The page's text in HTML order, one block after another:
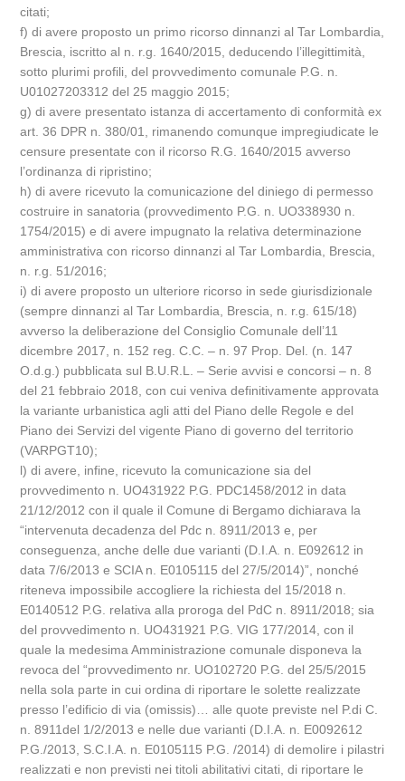
citati;
f) di avere proposto un primo ricorso dinnanzi al Tar Lombardia,
Brescia, iscritto al n. r.g. 1640/2015, deducendo l’illegittimità,
sotto plurimi profili, del provvedimento comunale P.G. n.
U01027203312 del 25 maggio 2015;
g) di avere presentato istanza di accertamento di conformità ex
art. 36 DPR n. 380/01, rimanendo comunque impregiudicate le
censure presentate con il ricorso R.G. 1640/2015 avverso
l’ordinanza di ripristino;
h) di avere ricevuto la comunicazione del diniego di permesso
costruire in sanatoria (provvedimento P.G. n. UO338930 n.
1754/2015) e di avere impugnato la relativa determinazione
amministrativa con ricorso dinnanzi al Tar Lombardia, Brescia,
n. r.g. 51/2016;
i) di avere proposto un ulteriore ricorso in sede giurisdizionale
(sempre dinnanzi al Tar Lombardia, Brescia, n. r.g. 615/18)
avverso la deliberazione del Consiglio Comunale dell’11
dicembre 2017, n. 152 reg. C.C. – n. 97 Prop. Del. (n. 147
O.d.g.) pubblicata sul B.U.R.L. – Serie avvisi e concorsi – n. 8
del 21 febbraio 2018, con cui veniva definitivamente approvata
la variante urbanistica agli atti del Piano delle Regole e del
Piano dei Servizi del vigente Piano di governo del territorio
(VARPGT10);
l) di avere, infine, ricevuto la comunicazione sia del
provvedimento n. UO431922 P.G. PDC1458/2012 in data
21/12/2012 con il quale il Comune di Bergamo dichiarava la
“intervenuta decadenza del Pdc n. 8911/2013 e, per
conseguenza, anche delle due varianti (D.I.A. n. E092612 in
data 7/6/2013 e SCIA n. E0105115 del 27/5/2014)”, nonché
riteneva impossibile accogliere la richiesta del 15/2018 n.
E0140512 P.G. relativa alla proroga del PdC n. 8911/2018; sia
del provvedimento n. UO431921 P.G. VIG 177/2014, con il
quale la medesima Amministrazione comunale disponeva la
revoca del “provvedimento nr. UO102720 P.G. del 25/5/2015
nella sola parte in cui ordina di riportare le solette realizzate
presso l’edificio di via (omissis)… alle quote previste nel P.di C.
n. 8911del 1/2/2013 e nelle due varianti (D.I.A. n. E0092612
P.G./2013, S.C.I.A. n. E0105115 P.G. /2014) di demolire i pilastri
realizzati e non previsti nei titoli abilitativi citati, di riportare le